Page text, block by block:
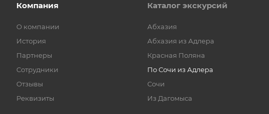
Компания
О компании
История
Партнеры
Сотрудники
Отзывы
Реквизиты
Каталог экскурсий
Абхазия
Абхазия из Адлера
Красная Поляна
По Сочи из Адлера
Сочи
Из Дагомыса